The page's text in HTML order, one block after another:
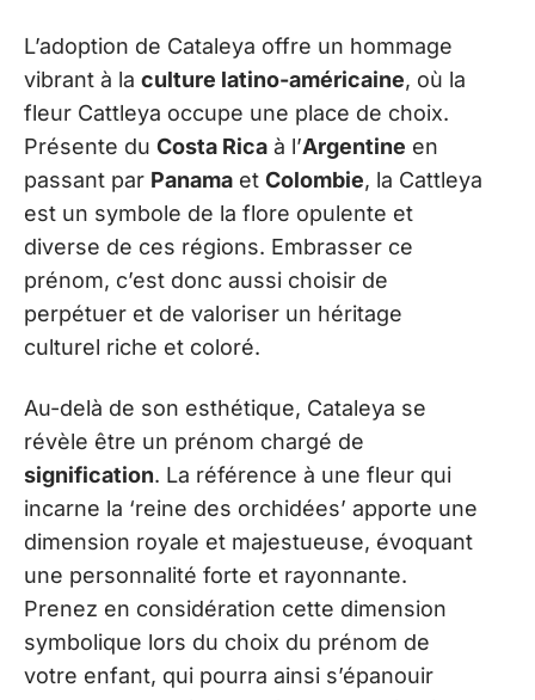
L’adoption de Cataleya offre un hommage
vibrant à la culture latino-américaine, où la
fleur Cattleya occupe une place de choix.
Présente du Costa Rica à l’Argentine en
passant par Panama et Colombie, la Cattleya
est un symbole de la flore opulente et
diverse de ces régions. Embrasser ce
prénom, c’est donc aussi choisir de
perpétuer et de valoriser un héritage
culturel riche et coloré.
Au-delà de son esthétique, Cataleya se
révèle être un prénom chargé de
signification. La référence à une fleur qui
incarne la ‘reine des orchidées’ apporte une
dimension royale et majestueuse, évoquant
une personnalité forte et rayonnante.
Prenez en considération cette dimension
symbolique lors du choix du prénom de
votre enfant, qui pourra ainsi s’épanouir